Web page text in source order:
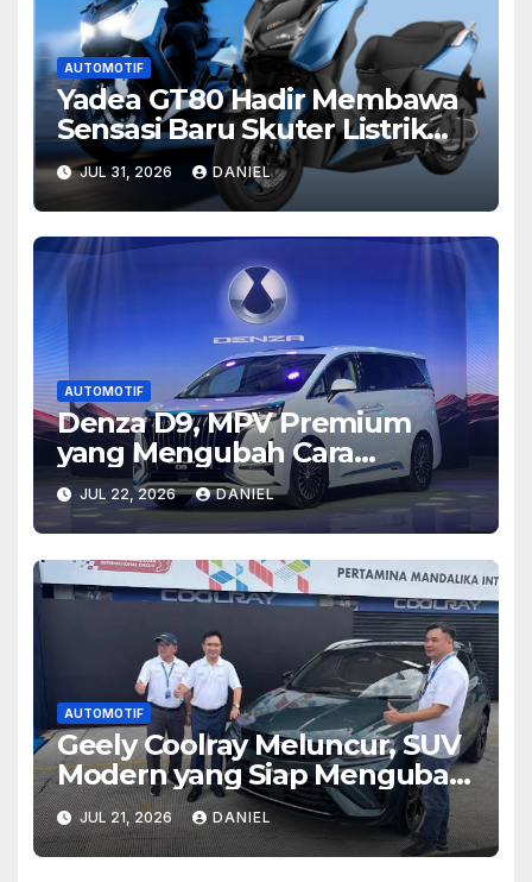
AUTOMOTIF
Yadea GT80 Hadir Membawa
Sensasi Baru Skuter Listrik
Modern yang Penuh Gaya
JUL 31, 2026 DANIEL
AUTOMOTIF
Denza D9, MPV Premium
yang Mengubah Cara
Pandang tentang
Kenyamanan Berkendara
Modern
JUL 22, 2026 DANIEL
AUTOMOTIF
Geely Coolray Meluncur, SUV
Modern yang Siap Mengubah
Persaingan di Kelasnya
JUL 21, 2026 DANIEL